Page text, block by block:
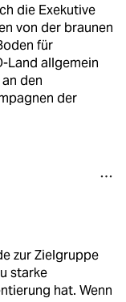
die Exekutive
von der braunen
für
Land allgemein
den
der
zur Zielgruppe
starke
hat. Wenn